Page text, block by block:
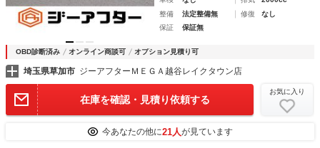
整備
法定整備無 修復
なし
保証
保証無
OBD診断済み オンライン商談可 オプション見積り可
埼玉県草加市 ジーアフターＭＥＧＡ越谷レイクタウン店
在庫を確認・見積り依頼する
お気に入り
今あなたの他に21人が見ています